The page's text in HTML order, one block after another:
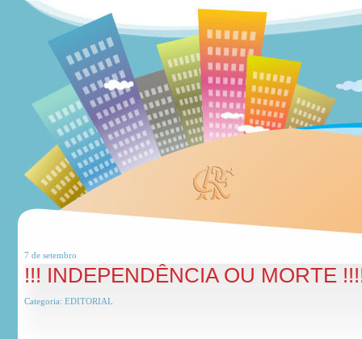
7 de setembro
!!! INDEPENDÊNCIA OU MORTE
Categoria: EDITORIAL